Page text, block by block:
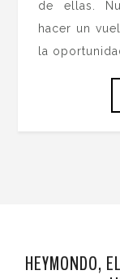
de ellas.
hacer un
la
HEYMONDO,